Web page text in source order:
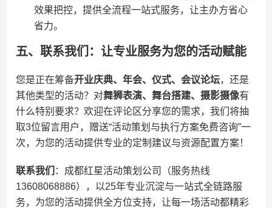
效果把控，提供全流程一站式服务，让主办方省心
省力。
五、联系我们：让专业服务为您的活动赋能
您是正在筹备​​开业庆典、年会、仪式、会议论坛​​，还是
其他类型的活动？对​​舞狮表演、舞台搭建、摄影摄像​​有
什么特别要求？欢迎在评论区分享您的需求，我们将抽
取3位留言用户，赠送“活动策划与执行方案免费咨询”一
次，为您的活动提供专业的定制建议与资源配置方案！
​联系我们​ ​：成都红星活动策划公司（服务热线
13608068886），以25年专业沉淀与一站式全链路服
务，为您的活动提供全方位支持，让每一场活动都精彩